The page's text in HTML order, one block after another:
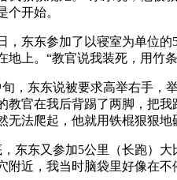
个开始。
东东参加了以寝室为单位的5
地上。“教官说我装死，用竹
东东说被要求高举右手，举
教官在我后背踢了两脚，把
无法爬起，他就用铁棍狠狠
东又参加5公里（长跑）大
附近，我当时脑袋里好像在